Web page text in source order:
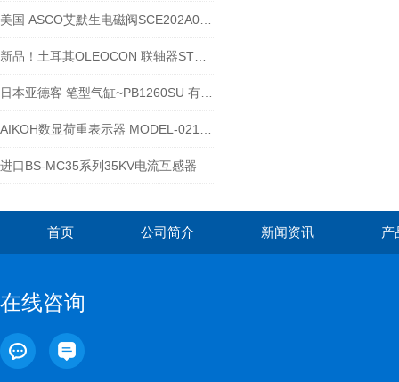
进口BS-MC35系列35KV电流互感器
首页 公司简介 新闻资讯 产
在线咨询